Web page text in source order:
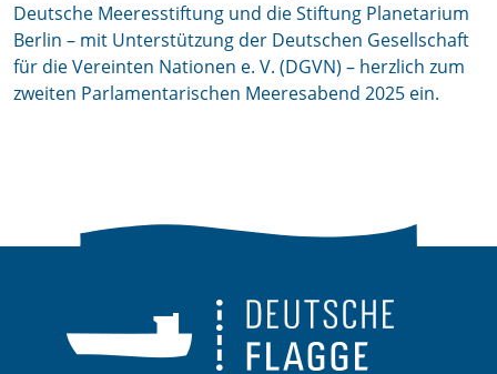
Deutsche Meeresstiftung und die Stiftung Planetarium
Berlin – mit Unterstützung der Deutschen Gesellschaft
für die Vereinten Nationen e. V. (DGVN) – herzlich zum
zweiten Parlamentarischen Meeresabend 2025 ein.